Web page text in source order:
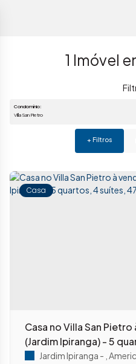
1 Imóvel
Condomínio:
Casa
Casa no Villa San
(Jardim Ipiranga) - 5
Jardim Ipiranga